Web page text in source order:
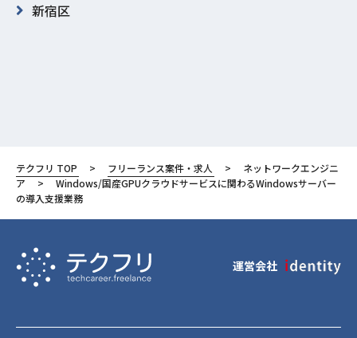
新宿区
テクフリ TOP フリーランス案件・求人
ネットワークエンジニ
ア
Windows/国産GPUクラウドサービスに関わるWindowsサーバー
の導入支援業務
運営会社